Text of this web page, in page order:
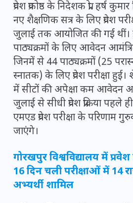
प्रवेश प्रकोष्ठ के निदेशक प्रो. हर्ष
नए शैक्षणिक सत्र के लिए प्रवेश
जुलाई तक आयोजित की गई
पाठ्यक्रमों के लिए आवेदन
जिनमें से 44 पाठ्यक्रमों (25
स्नातक) के लिए प्रवेश परीक्षा
में सीटों की अपेक्षा कम आवेदन
जुलाई से सीधी प्रवेश प्रक्रिया
एमएड प्रवेश परीक्षा के परिणाम
जाएंगे।
गोरखपुर विश्वविद्यालय में प्रवेश
16 दिन चली परीक्षाओं में 14
अभ्यर्थी शामिल